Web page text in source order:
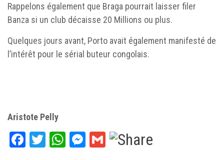
Rappelons également que Braga pourrait laisser filer
Banza si un club décaisse 20 Millions ou plus.
Quelques jours avant, Porto avait également manifesté de
l’intérêt pour le sérial buteur congolais.
Aristote Pelly
Facebook
TwitterWhatsApp
Messenger
Gmail